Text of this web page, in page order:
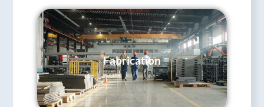
Fabrication